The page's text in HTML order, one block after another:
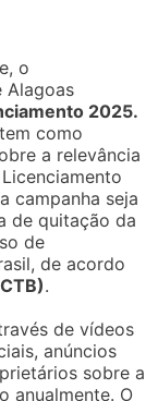
o
Alagoas
2025.
como
a relevância
campanha seja
de quitação da
de
de acordo
.
de vídeos
anúncios
sobre a
anualmente. O